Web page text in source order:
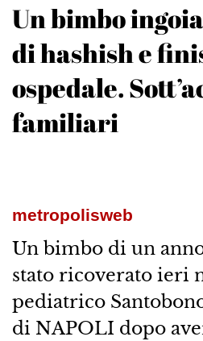
Un bimbo
di hashish e
ospedale.
familiari
metropolisweb
Un bimbo di un anno
stato ricoverato ieri
pediatrico
di NAPOLI dopo